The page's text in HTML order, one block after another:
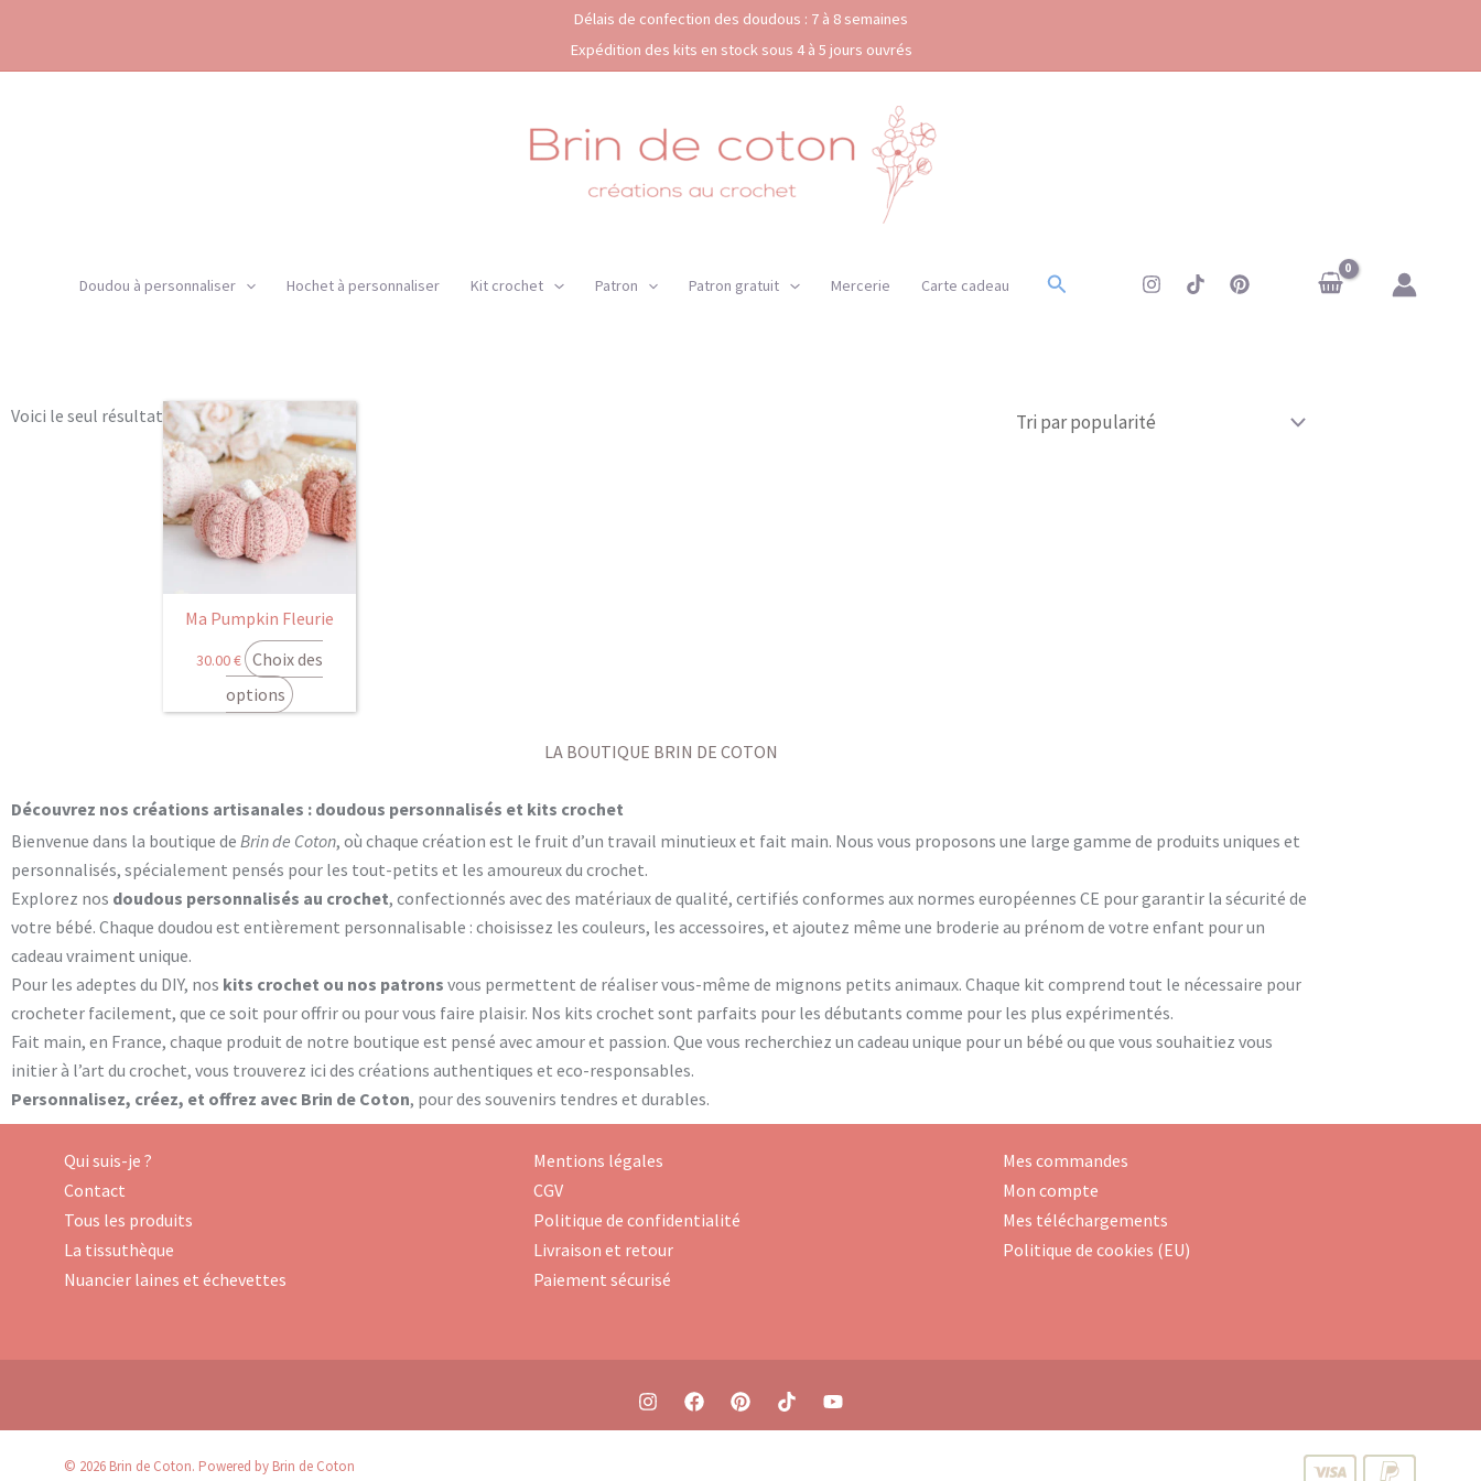
contenu
Délais de confection des doudous : 7 à 8 semaines
Expédition des kits en stock sous 4 à 5 jours ouvrés
Doudou à personnaliser Hochet à personnaliser Kit crochet Patron Patron gratuit Mercerie Carte cadeau Rechercher
Voici le seul résultat
Ma Pumpkin Fleurie
30.00€ Choix des
options
Ce
produit
a
plusieurs
variations.
Les
peuvent
être
choisies
sur
produit
LA BOUTIQUE BRIN DE COTON
Découvrez nos créations artisanales : doudous personnalisés et kits crochet
Bienvenue dans la boutique de Brin de Coton, où chaque création est le fruit d’un travail minutieux et fait main. Nous vous proposons une large gamme de produits uniques et
personnalisés, spécialement pensés pour les tout-petits et les amoureux du crochet.
Explorez nos doudous personnalisés au crochet, confectionnés avec des matériaux de qualité, certifiés conformes aux normes européennes CE pour garantir la sécurité de
votre bébé. Chaque doudou est entièrement personnalisable : choisissez les couleurs, les accessoires, et ajoutez même une broderie au prénom de votre enfant pour un
cadeau vraiment unique.
Pour les adeptes du DIY, nos kits crochet ou nos patrons vous permettent de réaliser vous-même de mignons petits animaux. Chaque kit comprend tout le nécessaire pour
crocheter facilement, que ce soit pour offrir ou pour vous faire plaisir. Nos kits crochet sont parfaits pour les débutants comme pour les plus expérimentés.
Fait main, en France, chaque produit de notre boutique est pensé avec amour et passion. Que vous recherchiez un cadeau unique pour un bébé ou que vous souhaitiez vous
initier à l’art du crochet, vous trouverez ici des créations authentiques et eco-responsables.
Personnalisez, créez, et offrez avec Brin de Coton, pour des souvenirs tendres et durables.
Qui suis-je ?
Contact
Tous les produits
La tissuthèque
Nuancier laines et échevettes
Mentions légales
CGV
Politique de confidentialité
Livraison et retour
Paiement sécurisé
Mes commandes
Mon compte
Mes téléchargements
Politique de cookies (EU)
© 2026 Brin de Coton. Powered by Brin de Coton